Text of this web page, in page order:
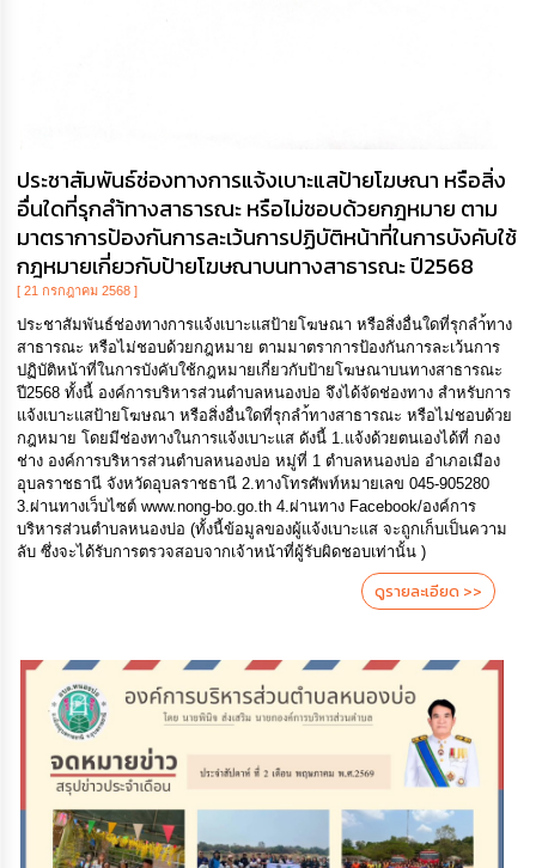
ประชาสัมพันธ์ช่องทางการแจ้งเบาะแสป้ายโฆษณา หรือสิ่ง
อื่นใดที่รุกลำ้ทางสาธารณะ หรือไม่ชอบด้วยกฎหมาย ตาม
มาตราการป้องกันการละเว้นการปฏิบัติหน้าที่ในการบังคับใช้
กฎหมายเกี่ยวกับป้ายโฆษณาบนทางสาธารณะ ปี2568
[ 21 กรกฎาคม 2568 ]
ประชาสัมพันธ์ช่องทางการแจ้งเบาะแสป้ายโฆษณา หรือสิ่งอื่นใดที่รุกลำ้ทาง
สาธารณะ หรือไม่ชอบด้วยกฎหมาย ตามมาตราการป้องกันการละเว้นการ
ปฏิบัติหน้าที่ในการบังคับใช้กฎหมายเกี่ยวกับป้ายโฆษณาบนทางสาธารณะ
ปี2568 ทั้งนี้ องค์การบริหารส่วนตำบลหนองบ่อ จึงได้จัดช่องทาง สำหรับการ
แจ้งเบาะแสป้ายโฆษณา หรือสิ่งอื่นใดที่รุกลำ้ทางสาธารณะ หรือไม่ชอบด้วย
กฎหมาย โดยมีช่องทางในการแจ้งเบาะแส ดังนี้ 1.แจ้งด้วยตนเองได้ที่ กอง
ช่าง องค์การบริหารส่วนตำบลหนองบ่อ หมู่ที่ 1 ตำบลหนองบ่อ อำเภอเมือง
อุบลราชธานี จังหวัดอุบลราชธานี 2.ทางโทรศัพท์หมายเลข 045-905280
3.ผ่านทางเว็บไซต์ www.nong-bo.go.th 4.ผ่านทาง Facebook/องค์การ
บริหารส่วนตำบลหนองบ่อ (ทั้งนี้ข้อมูลของผู้แจ้งเบาะแส จะถูกเก็บเป็นความ
ลับ ซึ่งจะได้รับการตรวจสอบจากเจ้าหน้าที่ผู้รับผิดชอบเท่านั้น )
ดูรายละเอียด >>